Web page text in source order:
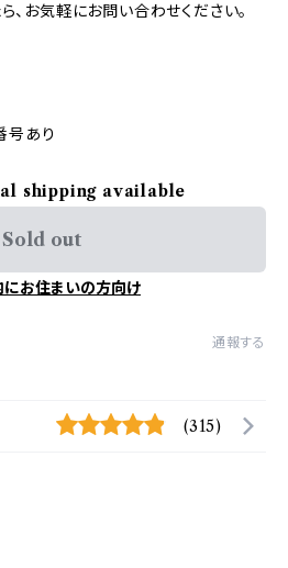
、お気軽にお問い合わせください。
号あり
shipping available
Sold out
にお住まいの方向け
通報する
(315)